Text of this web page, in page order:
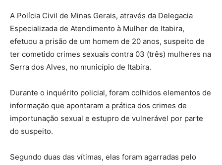
A Polícia Civil de Minas Gerais, através da Delegacia
Especializada de Atendimento à Mulher de Itabira,
efetuou a prisão de um homem de 20 anos, suspeito de
ter cometido crimes sexuais contra 03 (três) mulheres na
Serra dos Alves, no município de Itabira.
Durante o inquérito policial, foram colhidos elementos de
informação que apontaram a prática dos crimes de
importunação sexual e estupro de vulnerável por parte
do suspeito.
Segundo duas das vítimas, elas foram agarradas pelo